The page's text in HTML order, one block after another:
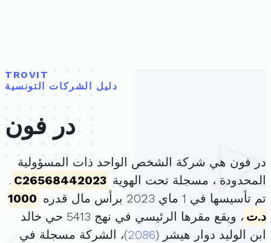
TROVIT
دليل الشركات التونسية
در فون
در فون هي شركة الشخص الواحد ذات المسؤولية
المحدودة ، مسجلة تحت الهوية C26568442023
.
تم تأسيسها في 1 ماي 2023 برأس مال قدره
1000
د.ت
، ويقع مقرها الرئيسي في نهج 5413 حي خالد
ابن الوليد دوار هيشر (2086)، الشركة مسجلة في